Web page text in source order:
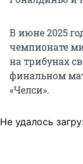
В июне 2025
чемпионате
на трибунах
финальном
«Челси».
Не удалось